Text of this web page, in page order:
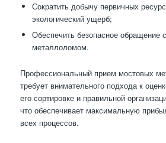
Сократить добычу первичных
экологический ущерб;
Обеспечить безопасное обращение
металлоломом.
Профессиональный прием мостовых
требует внимательного подхода к
его сортировке и правильной
что обеспечивает максимальную
всех процессов.